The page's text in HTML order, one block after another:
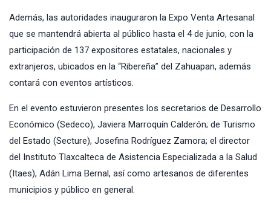
Además, las autoridades inauguraron la Expo Venta Artesanal
que se mantendrá abierta al público hasta el 4 de junio, con la
participación de 137 expositores estatales, nacionales y
extranjeros, ubicados en la “Ribereña” del Zahuapan, además
contará con eventos artísticos.
En el evento estuvieron presentes los secretarios de Desarrollo
Económico (Sedeco), Javiera Marroquín Calderón; de Turismo
del Estado (Secture), Josefina Rodríguez Zamora; el director
del Instituto Tlaxcalteca de Asistencia Especializada a la Salud
(Itaes), Adán Lima Bernal, así como artesanos de diferentes
municipios y público en general.